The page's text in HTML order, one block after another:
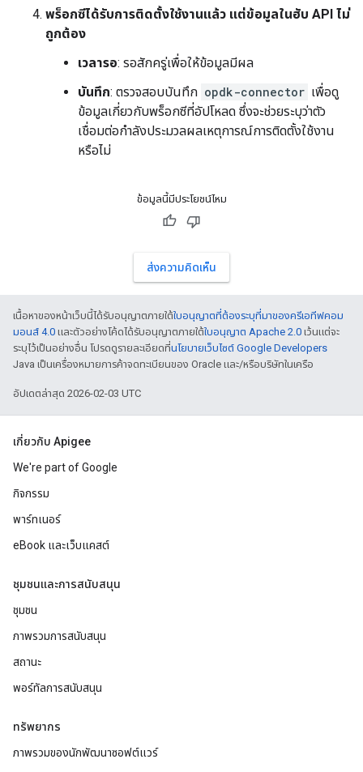
พร็อกซีได้รับการติดตั้งใช้งานแล้ว แต่ข้อมูลในฮับ API ไม่
ถูกต้อง
เวลารอ: รอสักครู่เพื่อให้ข้อมูลมีผล
บันทึก: ตรวจสอบบันทึก opdk-connector เพื่อดู
ข้อมูลเกี่ยวกับพร็อกซีที่อัปโหลด ซึ่งจะช่วยระบุว่าตัว
เชื่อมต่อกำลังประมวลผลเหตุการณ์การติดตั้งใช้งาน
หรือไม่
ข้อมูลนี้มีประโยชน์ไหม
ส่งความคิดเห็น
เนื้อหาของหน้าเว็บนี้ได้รับอนุญาตภายใต้ใบอนุญาตที่ต้องระบุที่มาของครีเอทีฟคอม
มอนส์ 4.0 และตัวอย่างโค้ดได้รับอนุญาตภายใต้ใบอนุญาต Apache 2.0 เว้นแต่จะ
ระบุไว้เป็นอย่างอื่น โปรดดูรายละเอียดที่นโยบายเว็บไซต์ Google Developers
Java เป็นเครื่องหมายการค้าจดทะเบียนของ Oracle และ/หรือบริษัทในเครือ
อัปเดตล่าสุด 2026-02-03 UTC
เกี่ยวกับ Apigee
We're part of Google
กิจกรรม
พาร์ทเนอร์
eBook และเว็บแคสต์
ชุมชนและการสนับสนุน
ชุมชน
ภาพรวมการสนับสนุน
สถานะ
พอร์ทัลการสนับสนุน
ทรัพยากร
ภาพรวมของนักพัฒนาซอฟต์แวร์